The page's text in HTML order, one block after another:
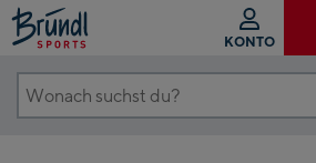
KONTO
Wonach